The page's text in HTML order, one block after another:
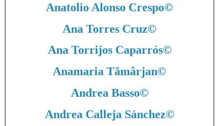
Anatolio Alonso Crespo©
Ana Torres Cruz©
Ana Torrijos Caparrós©
Anamaria Tămârjan©
Andrea Basso©
Andrea Calleja Sánchez©